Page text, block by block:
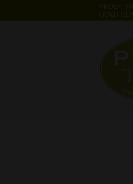
PROEF!
GOED